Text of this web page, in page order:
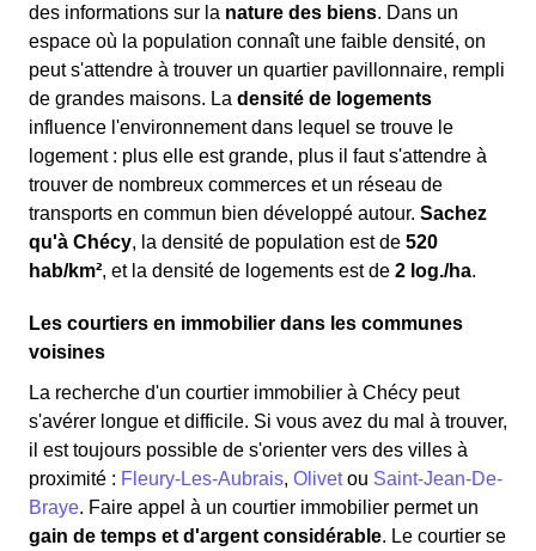
des informations sur la nature des biens. Dans un
espace où la population connaît une faible densité, on
peut s'attendre à trouver un quartier pavillonnaire, rempli
de grandes maisons. La densité de logements
influence l'environnement dans lequel se trouve le
logement : plus elle est grande, plus il faut s'attendre à
trouver de nombreux commerces et un réseau de
transports en commun bien développé autour. Sachez
qu'à Chécy, la densité de population est de 520
hab/km², et la densité de logements est de 2 log./ha.
Les courtiers en immobilier dans les communes
voisines
La recherche d'un courtier immobilier à Chécy peut
s'avérer longue et difficile. Si vous avez du mal à trouver,
il est toujours possible de s'orienter vers des villes à
proximité : Fleury-Les-Aubrais, Olivetou Saint-Jean-De-
Braye. Faire appel à un courtier immobilier permet un
gain de temps et d'argent considérable. Le courtier se